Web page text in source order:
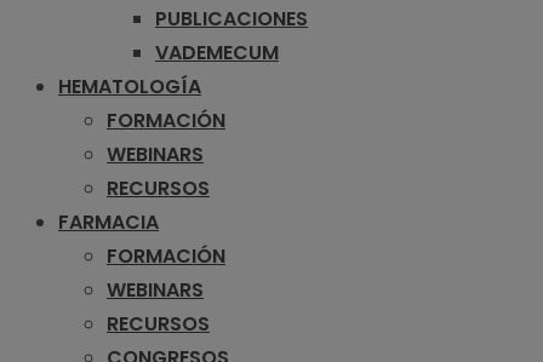
PUBLICACIONES
VADEMECUM
HEMATOLOGÍA
FORMACIÓN
WEBINARS
RECURSOS
FARMACIA
FORMACIÓN
WEBINARS
RECURSOS